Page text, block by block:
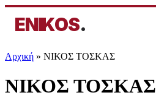
ENIKOS.
Αρχική » ΝΙΚΟΣ ΤΟΣΚΑΣ
ΝΙΚΟΣ ΤΟΣΚΑΣ